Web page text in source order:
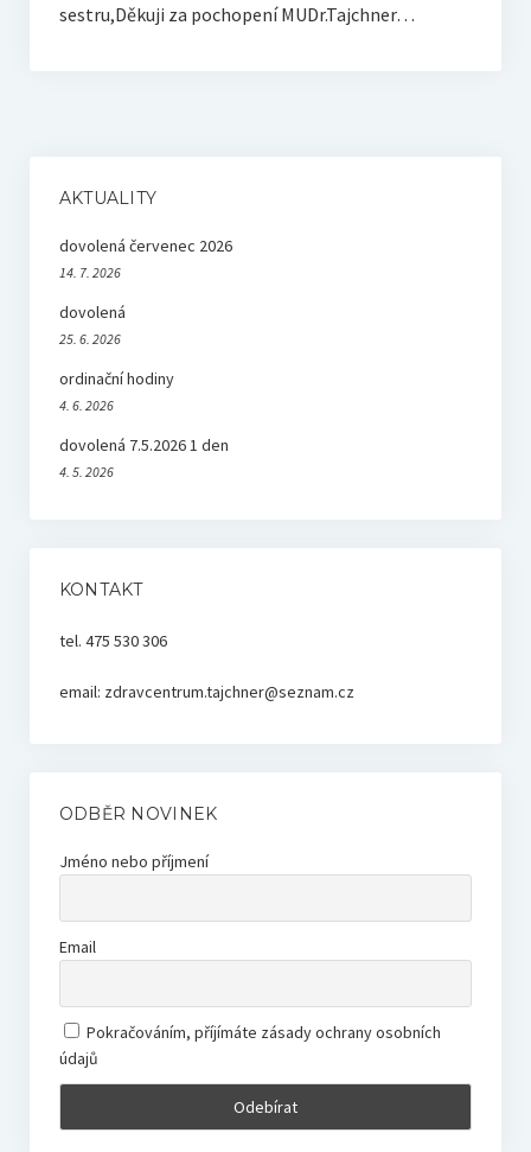
sestru,Děkuji za pochopení MUDr.Tajchner…
AKTUALITY
dovolená červenec 2026
14. 7. 2026
dovolená
25. 6. 2026
ordinační hodiny
4. 6. 2026
dovolená 7.5.2026 1 den
4. 5. 2026
KONTAKT
tel. 475 530 306
email: zdravcentrum.tajchner@seznam.cz
ODBĚR NOVINEK
Jméno nebo příjmení
Email
Pokračováním, příjímáte zásady ochrany osobních
údajů